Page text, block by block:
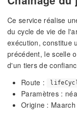
Ce service réalise
du cycle de vie de
exécution, constitue
précédent, le scelle
d'un tiers de
Route :
Paramètres :
Origine : Maarch